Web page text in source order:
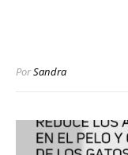
PorSandra